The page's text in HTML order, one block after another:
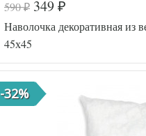
590₽ 349 ₽
Наволочка декоративная из
45х45
-32%